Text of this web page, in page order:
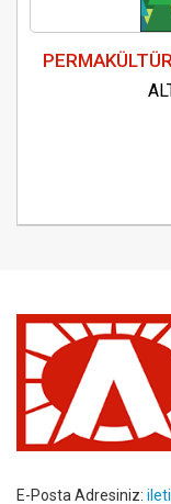
E-Posta Adresiniz: